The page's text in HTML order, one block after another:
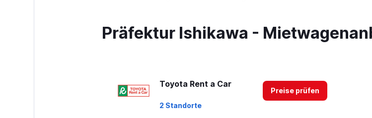
Präfektur Ishikawa -
Toyota Rent a Car
2 Standorte
Preise prüfen